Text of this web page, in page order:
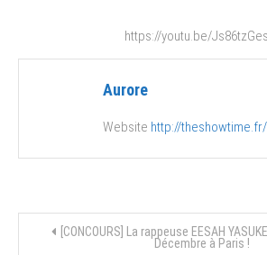
https://youtu.be/
Aurore
Website http://theshowtime.fr/
Navigation
[CONCOURS] La rappeuse EESAH
Décembre à Paris !